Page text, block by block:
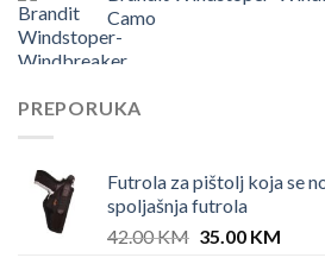
Camo
PREPORUKA
Futrola za pištolj koja se
spoljašnja futrola
42.00KM Original
35.00 KM